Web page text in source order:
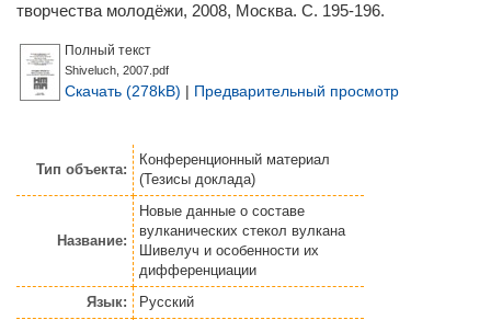
творчества молодёжи, 2008, Москва. С. 195-196.
Полный текст
Shiveluch, 2007.pdf
Скачать (278kB) | Предварительный просмотр
Тип объекта:
Конференционный материал
(Тезисы доклада)
Название:
Новые данные о составе
вулканических стекол вулкана
Шивелуч и особенности их
дифференциации
Язык:
Русский